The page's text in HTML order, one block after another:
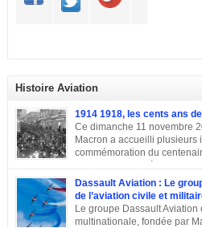
Histoire Aviation
1914 1918, les cents ans
Ce dimanche 11 novembre
Macron a accueilli plusieurs
commémoration du
guerre mondiale à Paris.A
et dirigeants ont célébré la cérémonie des
Après une semaine mémorielle les
une commémoraison à l’Arc de triomphe
Emmanuel Macron.
Dassault Aviation : Le
de l’aviation civile et
Le groupe Dassault Aviation
multinationale, fondée par